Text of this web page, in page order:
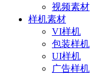
视频素材
样机素材
VI样机
包装样机
UI样机
广告样机